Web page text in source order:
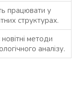
працювати у
структурах.
методи
аналізу.